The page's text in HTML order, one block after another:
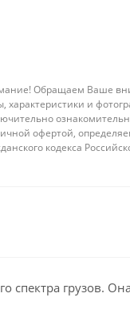
Обращаем Ваше
характеристики и
офертой,
кодекса
грузов.